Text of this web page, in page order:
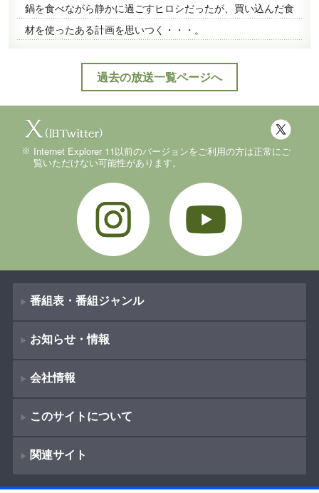
鍋を食べながら静かに過ごすヒロシだったが、買い込んだ食
材を使ったある計画を思いつく・・・。
過去の放送一覧ページへ
Internet Explorer 11以前のバージョンをご利用の方は正常にご
覧いただけない可能性があります。
Instagram
番組表・番組ジャンル
番組表
番組ジャンル
ドラマ
映画
お知らせ・情報
新着情報
お知らせ
イベント
会社情報
会社概要
（Company Information）
このサイトについて
著作権とリンク
関連サイト